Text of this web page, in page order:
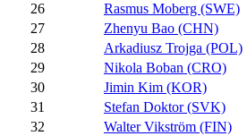
26
Rasmus Moberg (SWE)
27
Zhenyu Bao (CHN)
28
Arkadiusz Trojga (POL)
29
Nikola Boban (CRO)
30
Jimin Kim (KOR)
31
Stefan Doktor (SVK)
32
Walter Vikström (FIN)